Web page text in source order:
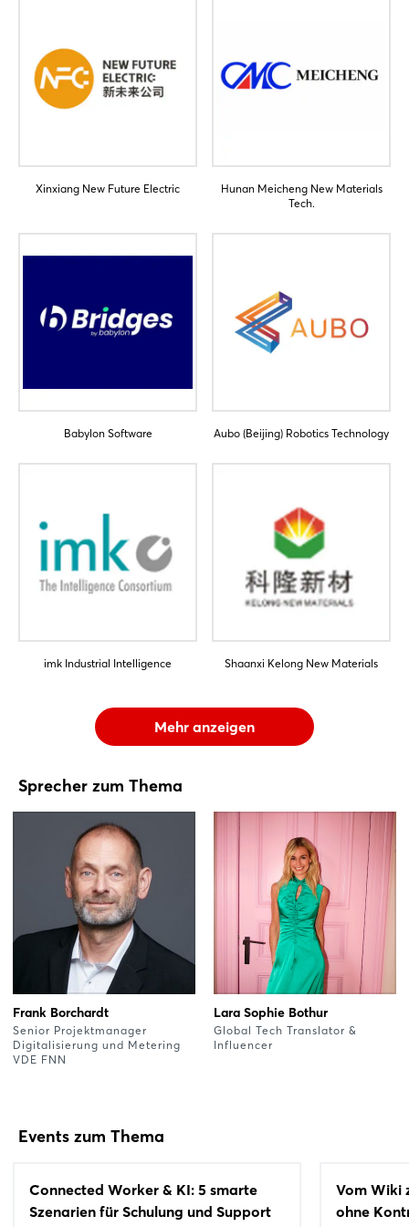
Xinxiang New Future Electric
Hunan Meicheng New Materials
Tech.
Babylon Software Aubo (Beijing) Robotics Technology
imk Industrial Intelligence Shaanxi Kelong New Materials
Mehr anzeigen
Sprecher zum Thema
Frank Borchardt
Senior Projektmanager
Digitalisierung und Metering
VDE FNN
Lara Sophie Bothur
Global Tech Translator &
Influencer
Events zum Thema
Connected Worker & KI: 5 smarte
Szenarien für Schulung und Support
Vom Wiki
ohne
Login
Einloggen
Passwort vergessen?